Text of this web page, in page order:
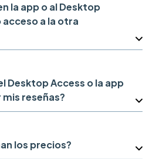
la app o al Desktop
a la otra
Desktop Access o la app
reseñas?
los precios?